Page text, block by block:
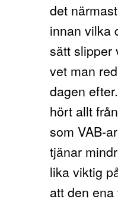
det
innan vilka
sätt slipper
vet man
dagen
hört allt
som VAB-
tjänar
lika viktig
att den